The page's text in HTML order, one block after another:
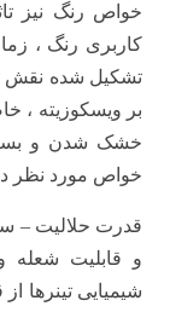
خواص رنگ نیز
کاربری رنگ ،
تشکیل شده نقش
بر ویسکوزیته
خشک شدن و
خواص مورد نظر
قدرت حلالیت –
و قابلیت
شیمیایی تینرها